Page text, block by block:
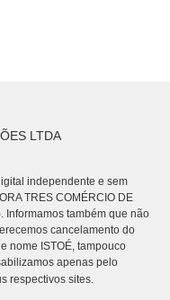
LTDA
independente e sem
TRES COMÉRCIO DE
Informamos também que não
cancelamento do
nome ISTOÉ, tampouco
apenas pelo
respectivos sites.